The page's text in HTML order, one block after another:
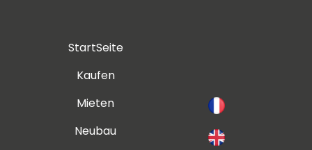
StartSeite
Kaufen
Mieten
Neubau